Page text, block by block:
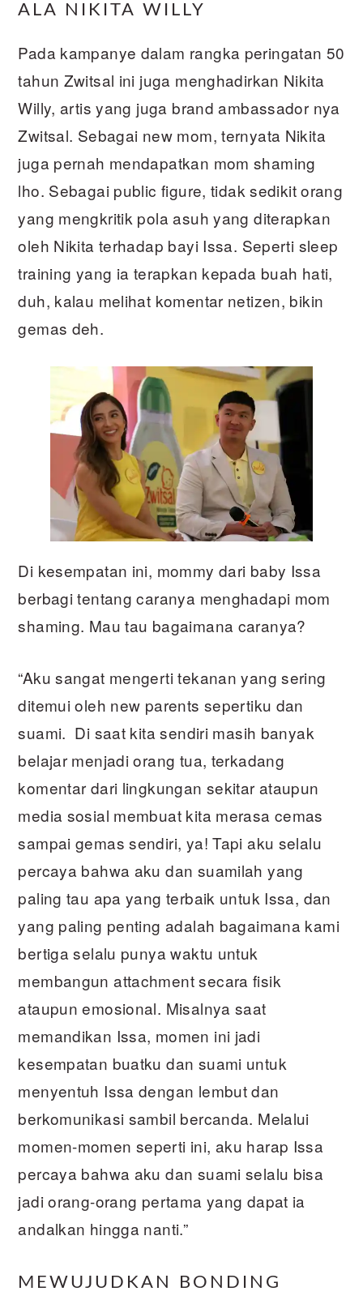
ALA NIKITA WILLY
Pada kampanye dalam rangka peringatan 50
tahun Zwitsal ini juga menghadirkan Nikita
Willy, artis yang juga brand ambassador nya
Zwitsal. Sebagai new mom, ternyata Nikita
juga pernah mendapatkan mom shaming
lho. Sebagai public figure, tidak sedikit orang
yang mengkritik pola asuh yang diterapkan
oleh Nikita terhadap bayi Issa. Seperti sleep
training yang ia terapkan kepada buah hati,
duh, kalau melihat komentar netizen, bikin
gemas deh.
Di kesempatan ini, mommy dari baby Issa
berbagi tentang caranya menghadapi mom
shaming. Mau tau bagaimana caranya?
“Aku sangat mengerti tekanan yang sering
ditemui oleh new parents sepertiku dan
suami. Di saat kita sendiri masih banyak
belajar menjadi orang tua, terkadang
komentar dari lingkungan sekitar ataupun
media sosial membuat kita merasa cemas
sampai gemas sendiri, ya! Tapi aku selalu
percaya bahwa aku dan suamilah yang
paling tau apa yang terbaik untuk Issa, dan
yang paling penting adalah bagaimana kami
bertiga selalu punya waktu untuk
membangun attachment secara fisik
ataupun emosional. Misalnya saat
memandikan Issa, momen ini jadi
kesempatan buatku dan suami untuk
menyentuh Issa dengan lembut dan
berkomunikasi sambil bercanda. Melalui
momen-momen seperti ini, aku harap Issa
percaya bahwa aku dan suami selalu bisa
jadi orang-orang pertama yang dapat ia
andalkan hingga nanti.”
MEWUJUDKAN BONDING